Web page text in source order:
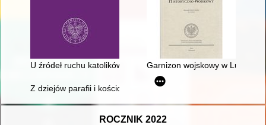
U źródeł ruchu katolików "społecznie postępowych" : zapis
Garnizon wojskowy w Lublinie
Z dziejów parafii i kościoła p.w. Wszystkich Świętych w
ROCZNIK 2022